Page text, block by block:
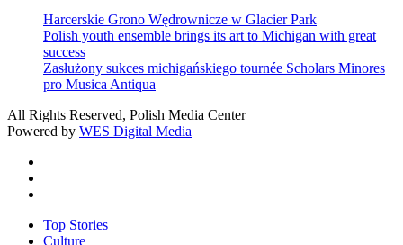
Harcerskie Grono Wędrownicze w Glacier Park
Polish youth ensemble brings its art to Michigan with great
success
Zasłużony sukces michigańskiego tournée Scholars Minores
pro Musica Antiqua
All Rights Reserved, Polish Media Center
Powered by WES Digital Media
Close
Menu
Top Stories
Culture